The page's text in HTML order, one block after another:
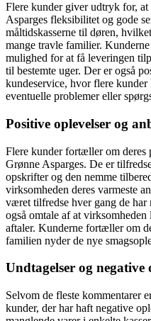
Flere kunder giver udtryk for,
Asparges fleksibilitet og gode
måltidskasserne til døren,
mange travle familier.
mulighed for at få leveringen
til bestemte uger. Der er også
kundeservice, hvor flere
eventuelle problemer eller
Positive oplevelser og
Flere kunder fortæller om deres
Grønne Asparges. De er
opskrifter og den nemme
virksomheden deres varmeste
været tilfredse hver gang de har
også omtale af at
aftaler. Kunderne fortæller om
familien nyder de nye
Undtagelser og negative
Selvom de fleste kommentarer
kunder, der har haft negative